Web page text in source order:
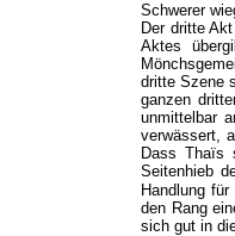
Schwerer
Der dritte
Aktes
dritte Szene
ganzen
unmittelbar
verwässert,
Dass Thaïs
Seitenhieb
Handlung
den Rang
sich gut in